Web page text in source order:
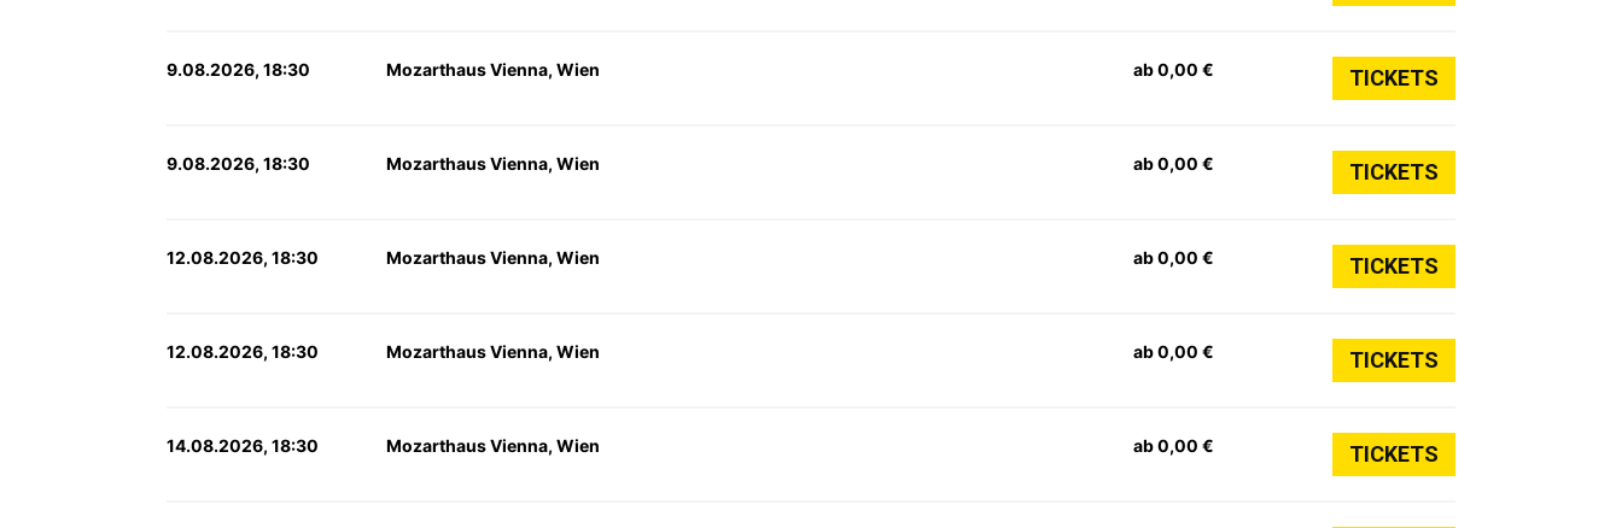
9.08.2026, 18:30 Mozarthaus Vienna, Wien ab 0,00 € TICKETS
9.08.2026, 18:30 Mozarthaus Vienna, Wien ab 0,00 € TICKETS
12.08.2026, 18:30 Mozarthaus Vienna, Wien ab 0,00 € TICKETS
12.08.2026, 18:30 Mozarthaus Vienna, Wien ab 0,00 € TICKETS
14.08.2026, 18:30 Mozarthaus Vienna, Wien ab 0,00 € TICKETS